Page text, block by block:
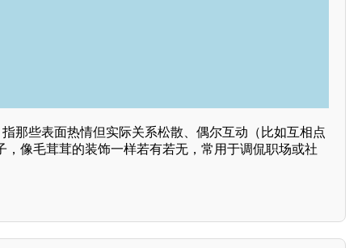
指那些表面热情但实际关系松散、偶尔互动（比如互相点
，像毛茸茸的装饰一样若有若无，常用于调侃职场或社